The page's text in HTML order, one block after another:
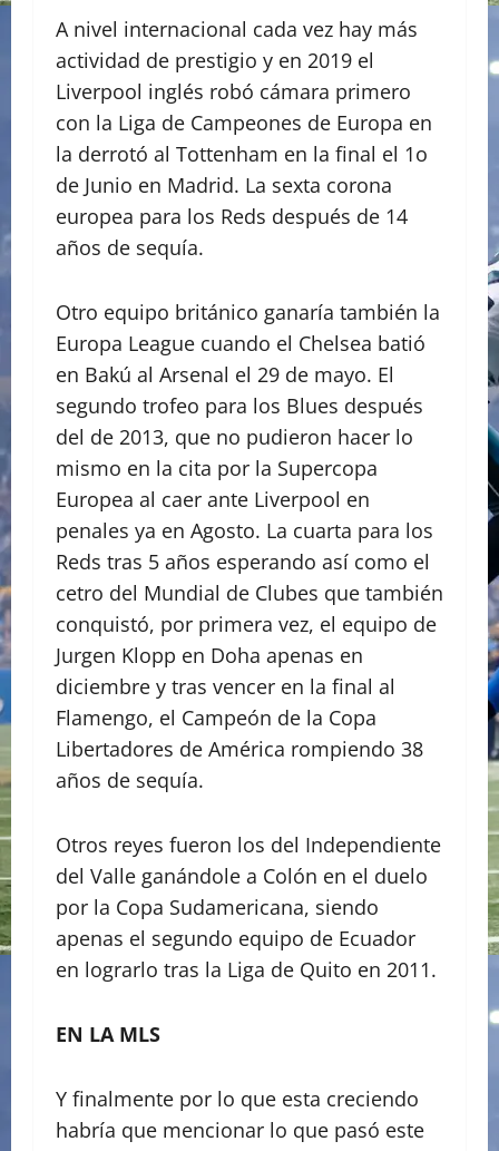
A nivel internacional cada vez hay más
actividad de prestigio y en 2019 el
Liverpool inglés robó cámara primero
con la Liga de Campeones de Europa en
la derrotó al Tottenham en la final el 1o
de Junio en Madrid. La sexta corona
europea para los Reds después de 14
años de sequía.
Otro equipo británico ganaría también la
Europa League cuando el Chelsea batió
en Bakú al Arsenal el 29 de mayo. El
segundo trofeo para los Blues después
del de 2013, que no pudieron hacer lo
mismo en la cita por la Supercopa
Europea al caer ante Liverpool en
penales ya en Agosto. La cuarta para los
Reds tras 5 años esperando así como el
cetro del Mundial de Clubes que también
conquistó, por primera vez, el equipo de
Jurgen Klopp en Doha apenas en
diciembre y tras vencer en la final al
Flamengo, el Campeón de la Copa
Libertadores de América rompiendo 38
años de sequía.
Otros reyes fueron los del Independiente
del Valle ganándole a Colón en el duelo
por la Copa Sudamericana, siendo
apenas el segundo equipo de Ecuador
en lograrlo tras la Liga de Quito en 2011.
EN LA MLS
Y finalmente por lo que esta creciendo
habría que mencionar lo que pasó este